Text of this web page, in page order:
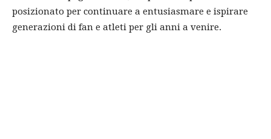
posizionato per continuare a entusiasmare e ispirare
generazioni di fan e atleti per gli anni a venire.